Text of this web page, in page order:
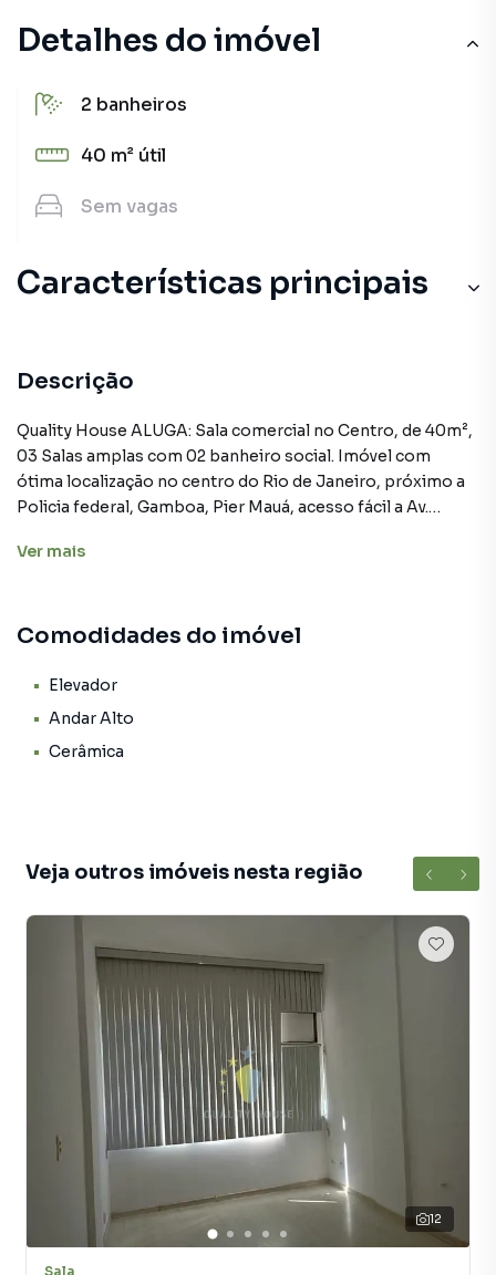
Detalhes do imóvel
2 banheiros
40 m² útil
Sem vagas
Características principais
Descrição
Quality House ALUGA: Sala comercial no Centro, de 40m²,
03 Salas amplas com 02 banheiro social. Imóvel com
ótima localização no centro do Rio de Janeiro, próximo a
Policia federal, Gamboa, Pier Mauá, acesso fácil a Av.
diversificado ao redor. Condomínio com portaria em
Agende sua visita por telefone ou Whatsapp. Quality
imobiliário.
Sala para Aluguel em região valorizada do bairro Saúde, em
A Quality House tem mais opções de apartamentos, casas
residenciais e comerciais, sobrados, terrenos, lojas e
empreendimentos em construção ou lançamentos na
planta em Saúde e em outras regiões de Rio de Janeiro.
Aqui você encontra milhares de ofertas para encontrar o
imóvel que mais combina com seu estilo de vida.
Negocie seu imóvel de forma totalmente online, com
segurança e tranquilidade. Na Quality House você
consegue comprar ou alugar um imóvel em Rio de Janeiro
mesmo não estando na cidade e com a praticidade de
fazer tudo online, direto do seu computador ou
smartphone. Nós criamos soluções inovadoras para
simplificar a relação de proprietários, inquilinos e
compradores com o mercado imobiliário.
Ver mais
Comodidades do imóvel
Elevador
Andar Alto
Cerâmica
Veja outros imóveis nesta região
12
Sala